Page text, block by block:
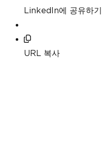
LinkedIn에 공유하기
URL 복사